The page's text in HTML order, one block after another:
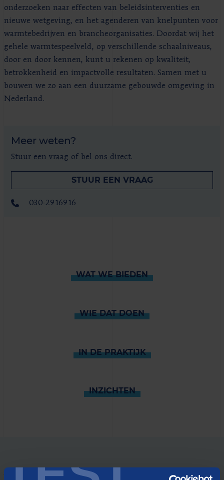
onderzoeken naar effecten van beleidsinterventies en
nieuwe wetgeving, en het agenderen van knelpunten voor
warmtebedrijven en brancheorganisaties. Doordat wij het
gehele warmtespeelveld, op verschillende schaalniveaus,
door en door kennen, kunt u rekenen op kwaliteit,
betrokkenheid en impactvolle resultaten. Samen met u
bouwen we zo aan een duurzame gebouwde omgeving in
Nederland.
Meer weten?
Stuur een vraag of bel ons direct.
STUUR EEN VRAAG
030-2916916
WAT WE BIEDEN
WIE DAT DOEN
IN DE PRAKTIJK
INZICHTEN
WAT WE BIEDEN